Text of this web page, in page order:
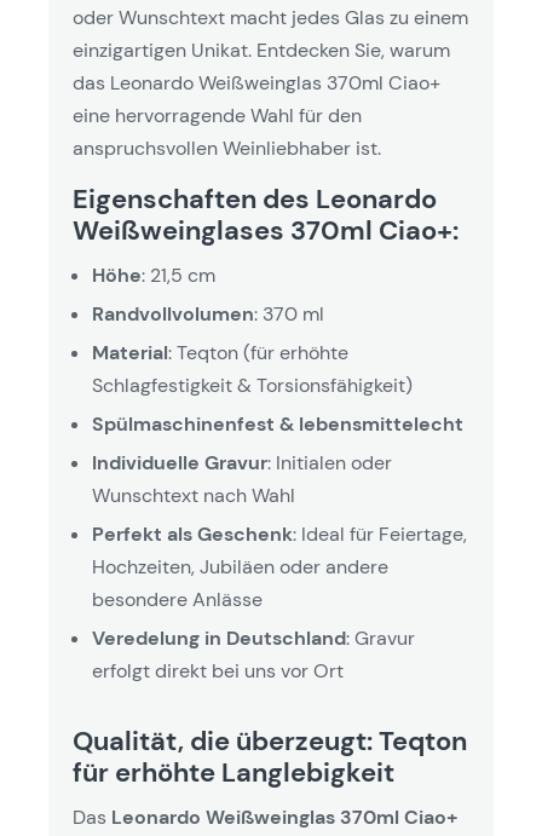
oder Wunschtext macht jedes Glas zu einem
einzigartigen Unikat. Entdecken Sie, warum
das Leonardo Weißweinglas 370ml Ciao+
eine hervorragende Wahl für den
anspruchsvollen Weinliebhaber ist.
Eigenschaften des Leonardo
Weißweinglases 370ml Ciao+:
Höhe: 21,5 cm
Randvollvolumen: 370 ml
Material: Teqton (für erhöhte
Schlagfestigkeit & Torsionsfähigkeit)
Spülmaschinenfest & lebensmittelecht
Individuelle Gravur: Initialen oder
Wunschtext nach Wahl
Perfekt als Geschenk: Ideal für Feiertage,
Hochzeiten, Jubiläen oder andere
besondere Anlässe
Veredelung in Deutschland: Gravur
erfolgt direkt bei uns vor Ort
Qualität, die überzeugt: Teqton
für erhöhte Langlebigkeit
Das Leonardo Weißweinglas 370ml Ciao+